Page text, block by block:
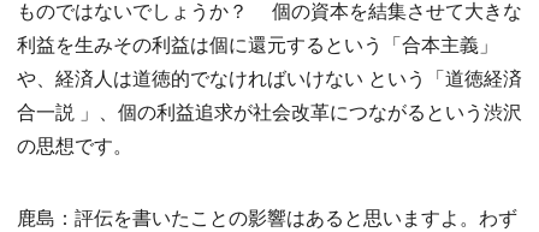
ものではないでしょうか？ 個の資本を結集させて大きな
利益を生みその利益は個に還元するという「合本主義」
や、経済人は道徳的でなければいけない という「道徳経済
合一説 」、個の利益追求が社会改革につながるという渋沢
の思想です。
鹿島：評伝を書いたことの影響はあると思いますよ。わず